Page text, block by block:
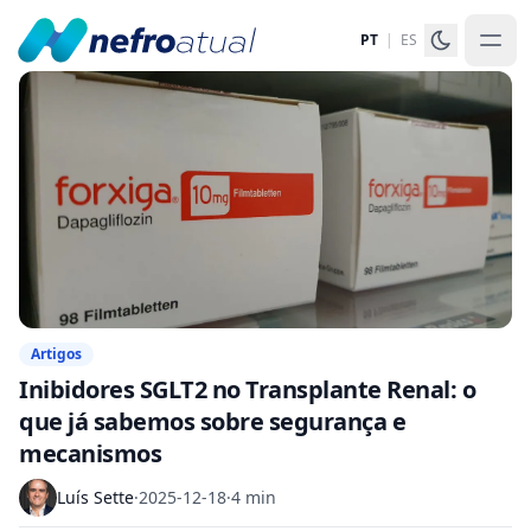
PT | ES
Artigos
Inibidores SGLT2 no Transplante Renal: o
que já sabemos sobre segurança e
mecanismos
Luís Sette·2025-12-18·4 min